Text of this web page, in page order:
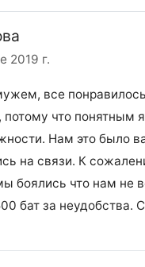
2019 г.
все
что понятным
Нам это было
на связи. К
боялись что нам не
бат за